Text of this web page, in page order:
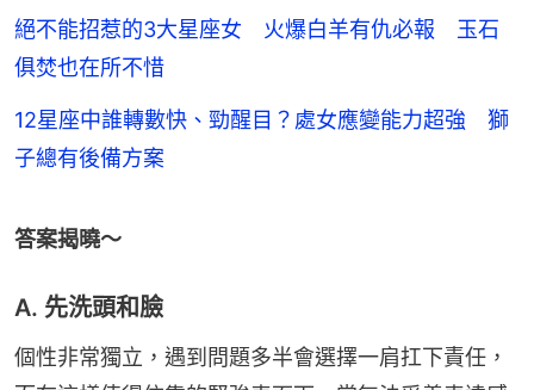
絕不能招惹的3大星座女 火爆白羊有仇必報 玉石
俱焚也在所不惜
12星座中誰轉數快、勁醒目？處女應變能力超強 獅
子總有後備方案
答案揭曉～
A. 先洗頭和臉
個性非常獨立，遇到問題多半會選擇一肩扛下責任，